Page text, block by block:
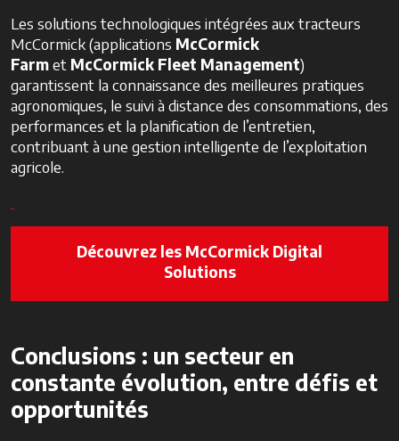
Les solutions technologiques intégrées aux tracteurs
McCormick (applications McCormick
Farmet McCormick Fleet Management)​​
garantissent la connaissance des meilleures pratiques
agronomiques, le suivi à distance des consommations, des
performances et la planification de l’entretien,
contribuant à une gestion intelligente de l’exploitation
agricole.
Découvrez les McCormick Digital
Solutions
Conclusions : un secteur en
constante évolution, entre défis et
opportunités